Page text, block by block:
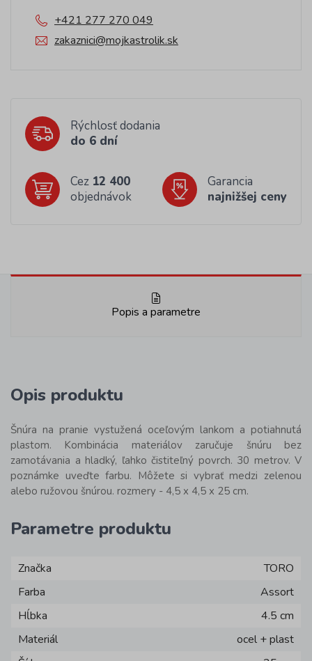
+421 277 270 049
zakaznici@mojkastrolik.sk
Rýchlosť dodania
do 6 dní
Cez 12 400
objednávok
Garancia
najnižšej ceny
Popis a parametre
Opis produktu
Šnúra na pranie vystužená oceľovým lankom a potiahnutá
plastom. Kombinácia materiálov zaručuje šnúru bez
zamotávania a hladký, ľahko čistiteľný povrch. 30 metrov. V
poznámke uveďte farbu. Môžete si vybrať medzi zelenou
alebo ružovou šnúrou. rozmery - 4,5 x 4,5 x 25 cm.
Parametre produktu
Značka
TORO
Farba
Assort
Hĺbka
4.5 cm
Materiál
ocel + plast